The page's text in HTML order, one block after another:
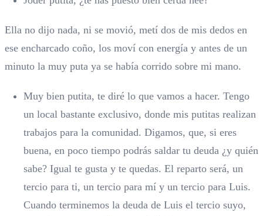
Ella no dijo nada, ni se movió, metí dos de mis dedos en
ese encharcado coño, los moví con energía y antes de un
minuto la muy puta ya se había corrido sobre mi mano.
Muy bien putita, te diré lo que vamos a hacer. Tengo
un local bastante exclusivo, donde mis putitas realizan
trabajos para la comunidad. Digamos, que, si eres
buena, en poco tiempo podrás saldar tu deuda ¿y quién
sabe? Igual te gusta y te quedas. El reparto será, un
tercio para ti, un tercio para mí y un tercio para Luis.
Cuando terminemos la deuda de Luis el tercio suyo,